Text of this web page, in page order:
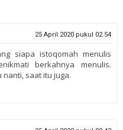
25 April 2020 pukul 02.54
siapa istoqomah menulis
berkahnya menulis.
saat itu juga.